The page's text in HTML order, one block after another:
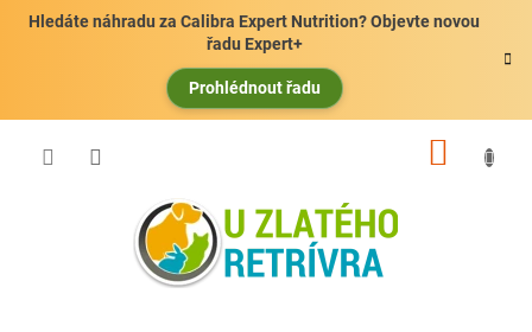
Hledáte náhradu za Calibra Expert Nutrition? Objevte novou
řadu Expert+
Prohlédnout řadu